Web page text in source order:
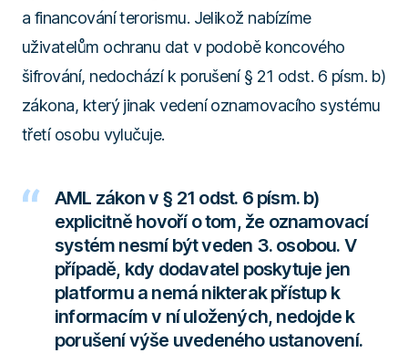
a financování terorismu. Jelikož nabízíme
uživatelům ochranu dat v podobě koncového
šifrování, nedochází k porušení § 21 odst. 6 písm. b)
zákona, který jinak vedení oznamovacího systému
třetí osobu vylučuje.
AML zákon v § 21 odst. 6 písm. b)
explicitně hovoří o tom, že oznamovací
systém nesmí být veden 3. osobou. V
případě, kdy dodavatel poskytuje jen
platformu a nemá nikterak přístup k
informacím v ní uložených, nedojde k
porušení výše uvedeného ustanovení.